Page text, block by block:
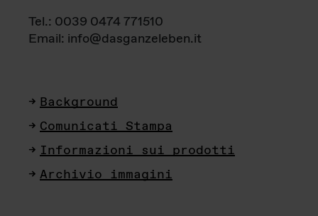
Tel.: 0039 0474 771510
Email: info@dasganzeleben.it
Background
Comunicati Stampa
Informazioni sui prodotti
Archivio immagini